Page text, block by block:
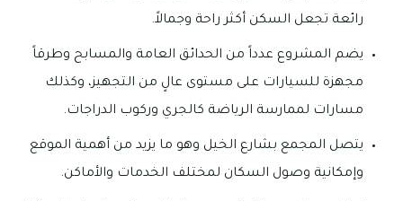
رائعة تجعل السكن أكثر راحة وجمالاً.
يضم المشروع عدداً من الحدائق العامة والمسابح وطرقاً
مجهزة للسيارات على مستوى عالٍ من التجهيز، وكذلك
مسارات لممارسة الرياضة كالجري وركوب الدراجات.
يتصل المجمع بشارع الخيل وهو ما يزيد من أهمية الموقع
وإمكانية وصول السكان لمختلف الخدمات والأماكن.